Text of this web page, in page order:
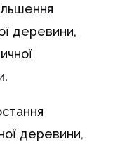
деревини,
деревини,